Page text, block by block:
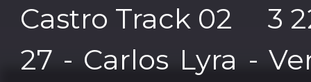
Castro Track 02 3
27 - Carlos Lyra -